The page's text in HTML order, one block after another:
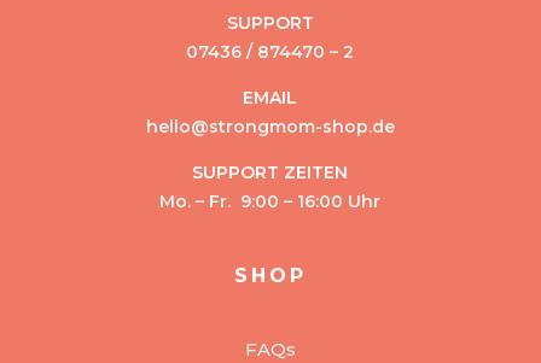
SUPPORT
07436 / 874470 – 2
EMAIL
hello@strongmom-shop.de
SUPPORT ZEITEN
Mo. – Fr. 9:00 – 16:00 Uhr
SHOP
FAQs